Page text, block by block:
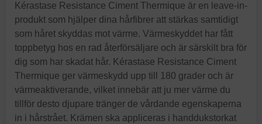
Kérastase Resistance Ciment Thermique är en leave-in-
produkt som hjälper dina hårfibrer att stärkas samtidigt
som håret skyddas mot värme. Värmeskyddet har fått
toppbetyg hos en rad återförsäljare och är särskilt bra för
dig som har skadat hår. Kérastase Resistance Ciment
Thermique ger värmeskydd upp till 180 grader och är
värmeaktiverande, vilket innebär att ju mer värme du
tillför desto djupare tränger de vårdande egenskaperna
in i hårstrået. Krämen ska appliceras i handdukstorkat